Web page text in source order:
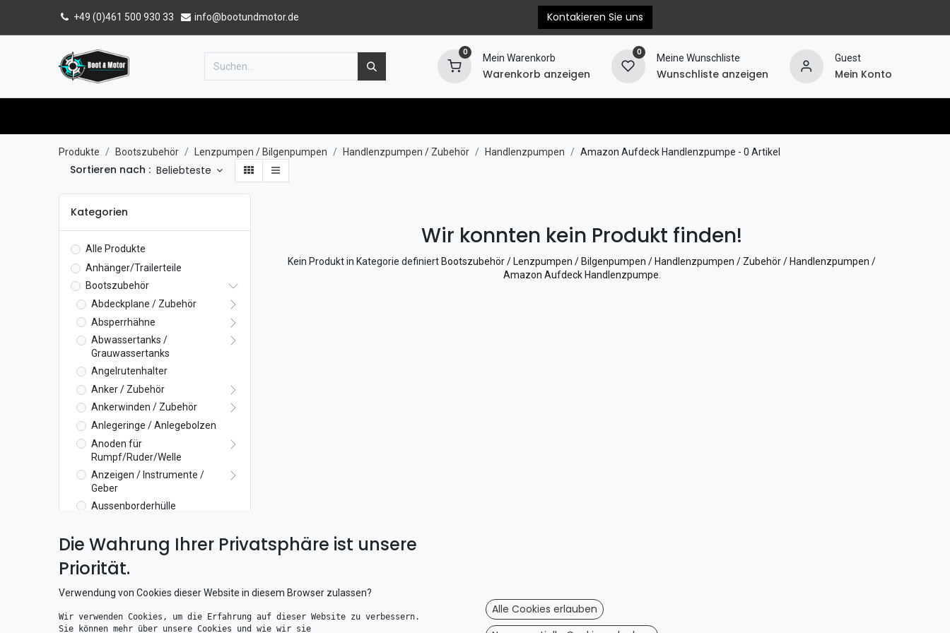
+49 (0)461 500 930 33 info@bootundmotor.de Kontakieren Sie uns
0
Mein Warenkorb
Warenkorb anzeigen
0
Meine Wunschliste
Wunschliste anzeigen
Guest
Mein Konto
Produkte Bootszubehör Lenzpumpen / Bilgenpumpen Handlenzpumpen / Zubehör Handlenzpumpen Amazon Aufdeck Handlenzpumpe - 0 Artikel
Sortieren nach : Beliebteste
Kategorien
Alle Produkte
Anhänger/Trailerteile
Bootszubehör
Abdeckplane / Zubehör
Absperrhähne
Abwassertanks /
Grauwassertanks
Angelrutenhalter
Anker / Zubehör
Ankerwinden / Zubehör
Anlegeringe / Anlegebolzen
Anoden für
Rumpf/Ruder/Welle
Anzeigen / Instrumente /
Geber
Aussenborderhülle
Aussenlager
Axialdichtung
Badeleitern /
Badeplattformen
Becherhalter / Glashalter
Wir konnten kein Produkt finden!
Kein Produkt in Kategorie definiert Bootszubehör / Lenzpumpen / Bilgenpumpen / Handlenzpumpen / Zubehör / Handlenzpumpen /
Amazon Aufdeck Handlenzpumpe
Die Wahrung Ihrer Privatsphäre ist unsere
Priorität.
Verwendung von Cookies dieser Website in diesem Browser zulassen?
Wir verwenden Cookies, um die Erfahrung auf dieser Website zu verbessern.
Sie können mehr über unsere Cookies und wie wir sie
Alle Cookies erlauben